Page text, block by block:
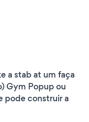
a stab at um faça
Gym Popup ou
pode construir a